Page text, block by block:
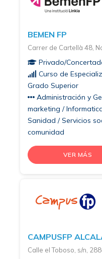
BEMEN FP
Carrer de Cartellà 48,
Privado/
Curso de
Grado Superior
Administración y
marketing /
Sanidad / Servicios
comunidad
VER MÁS
CAMPUSFP
Calle el Toboso, s/n,